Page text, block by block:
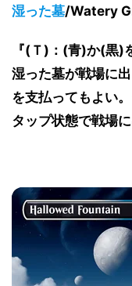
湿った墓/Watery
『(Ｔ)：(青)か(黒)
湿った墓が戦場に
を支払ってもよい
タップ状態で戦場に